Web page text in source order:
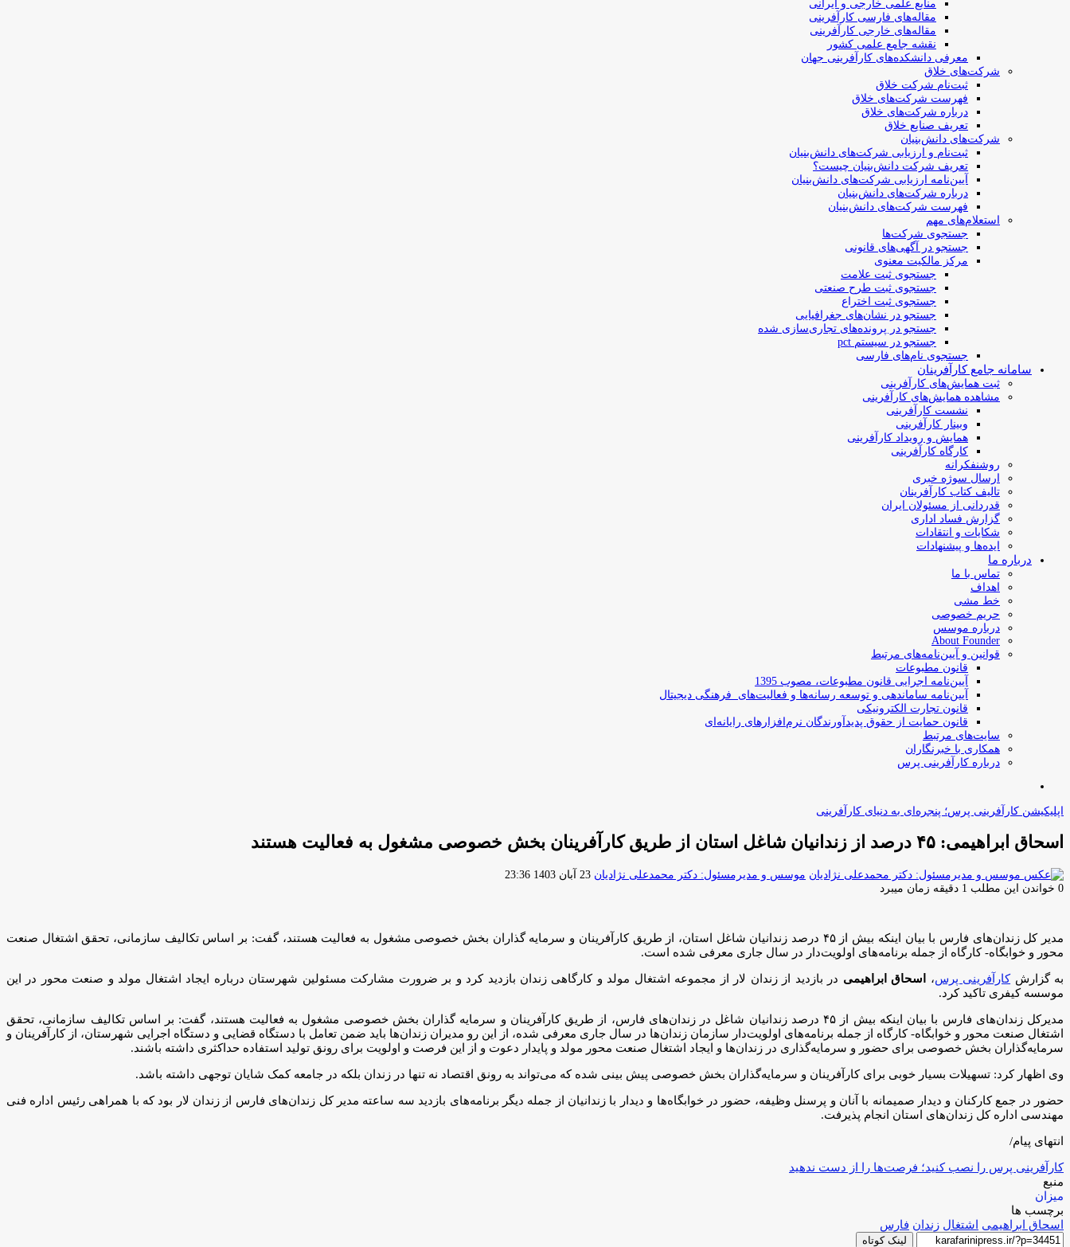
منابع علمی خارجی و ایرانی
مقاله‌های فارسی کارآفرینی
مقاله‌های خارجی کارآفرینی
نقشه جامع علمی کشور
معرفی دانشکده‌های کارآفرینی جهان
شرکت‌های خلاق
ثبت‌نام شرکت خلاق
فهرست شرکت‌های خلاق
درباره شرکت‌های خلاق
تعریف صنایع خلاق
شرکت‌های دانش‌بنیان
ثبت‌نام و ارزیابی شرکت‌های دانش‌بنیان
تعریف شرکت دانش‌بنیان چیست؟
آیین‌نامه ارزیابی شرکت‌های دانش‌بنیان
درباره شرکت‌های دانش‌بنیان
فهرست شرکت‌های دانش‌بنیان
استعلام‌های مهم
جستجوی شرکت‌ها
جستجو در آگهی‌های قانونی
مرکز مالکیت معنوی
جستجوی ثبت علامت
جستجوی ثبت طرح صنعتی
جستجوی ثبت اختراع
جستجو در نشان‌های جغرافیایی
جستجو در پرونده‌های تجاری‌سازی شده
جستجو در سیستم pct
جستجوی نام‌های فارسی
سامانه جامع کارآفرینان
ثبت همایش‌های کارآفرینی
مشاهده همایش‌های کارآفرینی
نشست کارآفرینی
وبینار کارآفرینی
همایش و رویداد کارآفرینی
کارگاه کارآفرینی
روشنفکرانه
ارسال سوژه‌ خبری
تالیف کتاب کارآفرینان
قدردانی از مسئولان ایران
گزارش فساد اداری
شکایات و انتقادات
ایده‌ها و پیشنهادات
درباره ما
تماس با ما
اهداف
خط مشی
حریم خصوصی
درباره موسس
About Founder
قوانین و آیین‌نامه‌های مرتبط
‌قانون مطبوعات
آیین‌نامه اجرایی قانون مطبوعات، مصوب 1395
آیین‌نامه سامان­دهی و توسعه رسانه­‌ها و فعالیت‌­های فرهنگی دیجیتال
قانون تجارت الکترونیکی
قانون حمایت از حقوق پدیدآورندگان نرم‌افزارهای رایانه‌ای
سایت‌های مرتبط
همکاری با خبرنگاران
درباره کارآفرینی پرس
اپلیکیشن کارآفرینی پرس؛ پنجره‌ای به دنیای کارآفرینی
اسحاق ابراهیمی: ۴۵ درصد از زندانیان شاغل استان از طریق کارآفرینان بخش خصوصی مشغول به فعالیت هستند
موسس و مدیرمسئول: دکتر محمدعلی نژادیان ارسال
23 آبان 1403 23:36
0 خواندن این مطلب 1 دقیقه زمان میبرد
مدیر کل زندان‌های فارس با بیان اینکه بیش از ۴۵ درصد زندانیان شاغل استان، از طریق کارآفرینان و سرمایه گذاران بخش خصوصی مشغول به فعالیت هستند، گفت: بر اساس تکالیف سازمانی، تحقق اشتغال صنعت
محور و خوابگاه- کارگاه از جمله برنامه‌های اولویت‌دار در سال جاری معرفی شده است.
به گزارشکارآفرینی پرس، اسحاق ابراهیمی در بازدید از زندان لار از مجموعه اشتغال مولد و کارگاهی زندان بازدید کرد و بر ضرورت مشارکت مسئولین شهرستان درباره ایجاد اشتغال مولد و صنعت محور در این
موسسه کیفری تاکید کرد.
مدیرکل زندان‌های فارس با بیان اینکه بیش از ۴۵ درصد زندانیان شاغل در زندان‌های فارس، از طریق کارآفرینان و سرمایه گذاران بخش خصوصی مشغول به فعالیت هستند، گفت: بر اساس تکالیف سازمانی، تحقق
اشتغال صنعت محور و خوابگاه- کارگاه از جمله برنامه‌های اولویت‌دار سازمان زندان‌ها در سال جاری معرفی شده، از این رو مدیران زندان‌ها باید ضمن تعامل با دستگاه قضایی و دستگاه اجرایی شهرستان، از کارآفرینان و
سرمایه‌گذاران بخش خصوصی برای حضور و سرمایه‌گذاری در زندان‌ها و ایجاد اشتغال صنعت محور مولد و پایدار دعوت و از این فرصت و اولویت برای رونق تولید استفاده حداکثری داشته باشند.
وی اظهار کرد: تسهیلات بسیار خوبی برای کارآفرینان و سرمایه‌گذاران بخش خصوصی پیش بینی شده که می‌تواند به رونق اقتصاد نه تنها در زندان بلکه در جامعه کمک شایان توجهی داشته باشد.
حضور در جمع کارکنان و دیدار صمیمانه با آنان و پرسنل وظیفه، حضور در خوابگاه‌ها و دیدار با زندانیان از جمله دیگر برنامه‌های بازدید سه ساعته مدیر کل زندان‌های فارس از زندان لار بود که با همراهی رئیس اداره فنی
مهندسی اداره کل زندان‌های استان انجام پذیرفت.
انتهای پیام/
کارآفرینی پرس را نصب کنید؛ فرصت‌ها را از دست ندهید
منبع
میزان
برچسب ها
اسحاق ابراهیمی اشتغال زندان فارس
لینک کوتاه